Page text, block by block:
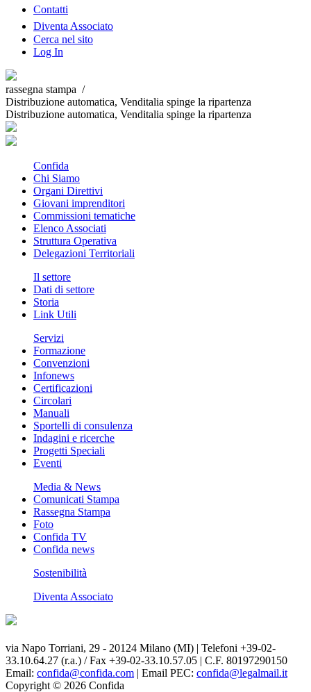
Contatti
Diventa Associato
Cerca nel sito
Log In
rassegna stampa /
Distribuzione automatica, Venditalia spinge la ripartenza
Distribuzione automatica, Venditalia spinge la ripartenza
Confida
Chi Siamo
Organi Direttivi
Giovani imprenditori
Commissioni tematiche
Elenco Associati
Struttura Operativa
Delegazioni Territoriali
Il settore
Dati di settore
Storia
Link Utili
Servizi
Formazione
Convenzioni
Infonews
Certificazioni
Circolari
Manuali
Sportelli di consulenza
Indagini e ricerche
Progetti Speciali
Eventi
Media & News
Comunicati Stampa
Rassegna Stampa
Foto
Confida TV
Confida news
Sostenibilità
Diventa Associato
via Napo Torriani, 29 - 20124 Milano (MI) | Telefoni +39-02-
33.10.64.27 (r.a.) / Fax +39-02-33.10.57.05 | C.F. 80197290150
Email: confida@confida.com | Email PEC: confida@legalmail.it
Copyright © 2026 Confida